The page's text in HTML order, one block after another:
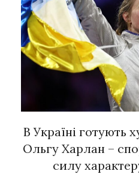
В Україні готують
Ольгу Харлан –
силу